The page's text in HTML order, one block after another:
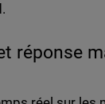
.
réponse